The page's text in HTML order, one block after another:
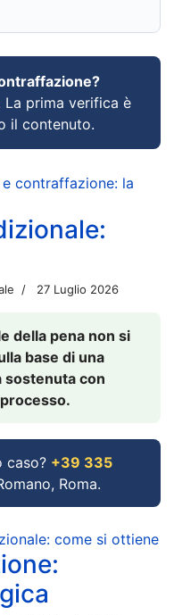
La prima verifica è
il contenuto.
contraffazione: la
27 Luglio 2026
della pena non si
base di una
sostenuta con
caso? +39 335
Roma.
come si ottiene